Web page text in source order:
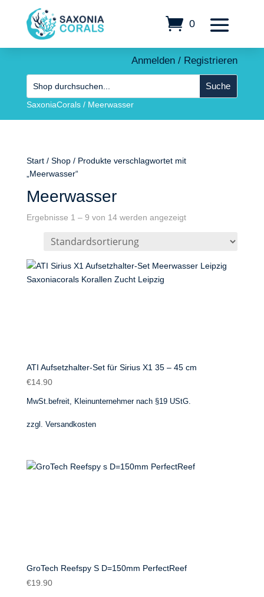
0
Anmelden / Registrieren
SaxoniaCorals/ Meerwasser
Start/ Shop/ Produkte verschlagwortet mit
„Meerwasser“
Meerwasser
Ergebnisse 1 – 9 von 14 werden angezeigt
ATI Aufsetzhalter-Set für Sirius X1 35 – 45 cm
€14.90
MwSt.befreit, Kleinunternehmer nach §19 UStG.
zzgl. Versandkosten
GroTech Reefspy S D=150mm PerfectReef
€19.90